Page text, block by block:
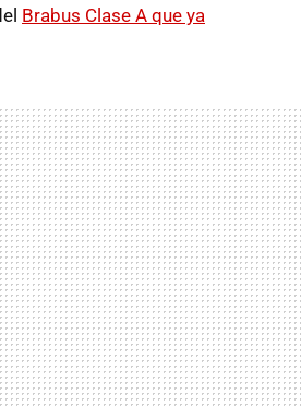
Brabus Clase A que ya